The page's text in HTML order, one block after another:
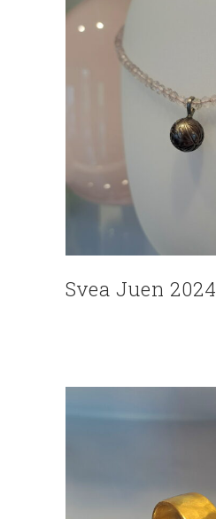
Svea Juen 2024